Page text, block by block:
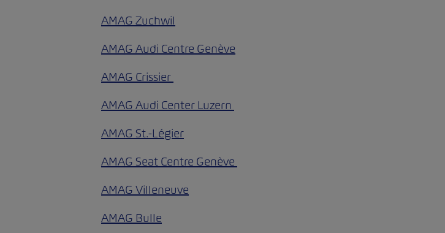
AMAG Zuchwil
AMAG Audi Centre Genève
AMAG Crissier
AMAG Audi Center Luzern
AMAG St.-Légier
AMAG Seat Centre Genève
AMAG Villeneuve
AMAG Bulle